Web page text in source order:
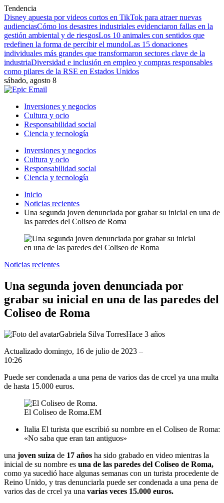
Tendencia
Disney apuesta por videos cortos en TikTok para atraer nuevas
audienciasCómo los desastres industriales evidenciaron fallas en la
gestión ambiental y de riesgosLos 10 animales con sentidos que
redefinen la forma de percibir el mundoLas 15 donaciones
individuales más grandes que transformaron sectores clave de la
industriaDiversidad e inclusión en empleo y compras responsables
como pilares de la RSE en Estados Unidos
sábado, agosto 8
Inversiones y negocios
Cultura y ocio
Responsabilidad social
Ciencia y tecnología
Inversiones y negocios
Cultura y ocio
Responsabilidad social
Ciencia y tecnología
Inicio
Noticias recientes
Una segunda joven denunciada por grabar su inicial en una de
las paredes del Coliseo de Roma
Noticias recientes
Una segunda joven denunciada por
grabar su inicial en una de las paredes del
Coliseo de Roma
Gabriela Silva TorresHace 3 años
Actualizado domingo, 16 de julio de 2023 –
10:26
Puede ser condenada a una pena de varios das de crcel ya una multa
de hasta 15.000 euros.
El Coliseo de Roma.EM
Italia El turista que escribió su nombre en el Coliseo de Roma:
«No saba que eran tan antiguos»
una joven suiza de 17 años ha sido grabado en video mientras la
inicial de su nombre es una de las paredes del Coliseo de Roma,
como ya sucedió hace algunas semanas con un turista procedente de
Reino Unido, y tras denunciarla puede ser condenada a una pena de
varios das de crcel ya una varias veces 15.000 euros.